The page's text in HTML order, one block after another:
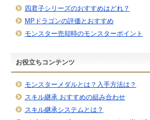
四君子シリーズのおすすめはどれ？
MPドラゴンの評価とおすすめ
モンスター売却時のモンスターポイント
お役立ちコンテンツ
モンスターメダルとは？入手方法は？
スキル継承 おすすめの組み合わせ
スキル継承システムとは？